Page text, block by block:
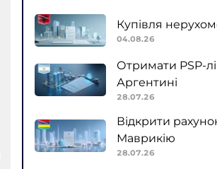
Купівля
04.08.26
Отримати PSP-
Аргентині
28.07.26
Відкрити
Маврикію
28.07.26